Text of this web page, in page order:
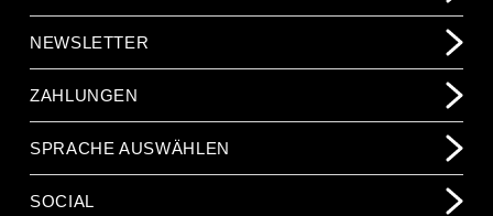
NEWSLETTER
ZAHLUNGEN
SPRACHE AUSWÄHLEN
SOCIAL